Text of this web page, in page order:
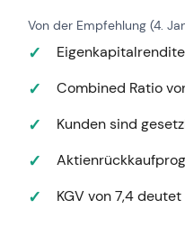
Der
1,096 Mrd. USD;
Combined Ratio
Einordnung: 2022
Management
Von der Empfehlung (4.
Combined Ratio
Kunden sind
KGV von 7,4